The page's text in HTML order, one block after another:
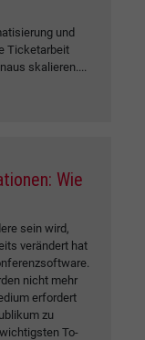
und
Ticketarbeit
skalieren....
Wie
sein wird,
verändert hat
nicht mehr
erfordert
zu
To-